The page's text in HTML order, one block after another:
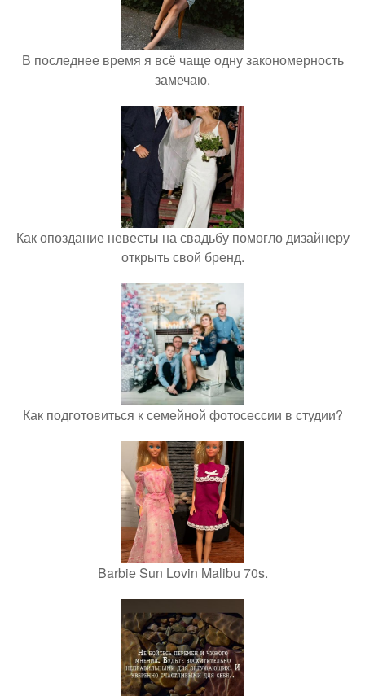
В последнее время я всё чаще одну закономерность
замечаю.
Как опоздание невесты на свадьбу помогло дизайнеру
открыть свой бренд.
Как подготовиться к семейной фотосессии в студии?
Barbie Sun Lovin Malibu 70s.